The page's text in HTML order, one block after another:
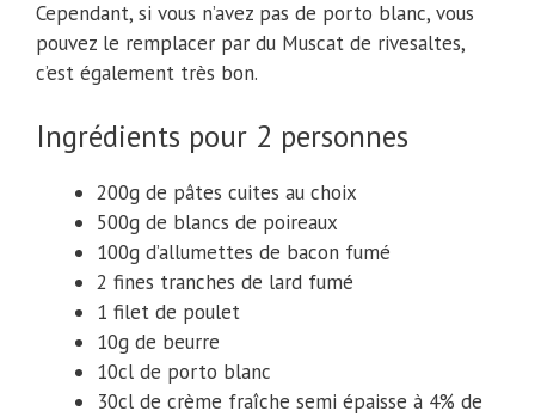
Cependant, si vous n’avez pas de porto blanc, vous
pouvez le remplacer par du Muscat de rivesaltes,
c’est également très bon.
Ingrédients pour 2 personnes
200g de pâtes cuites au choix
500g de blancs de poireaux
100g d’allumettes de bacon fumé
2 fines tranches de lard fumé
1 filet de poulet
10g de beurre
10cl de porto blanc
30cl de crème fraîche semi épaisse à 4% de